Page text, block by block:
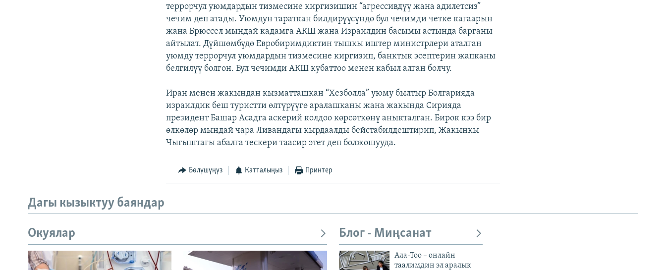
террорчул уюмдардын тизмесине киргизишин “агрессивдүү жана адилетсиз”
чечим деп атады. Уюмдун тараткан билдирүүсүндө бул чечимди четке кагаарын
жана Брюссел мындай кадамга АКШ жана Израилдин басымы астында барганы
айтылат. Дүйшөмбүдө Евробиримдиктин тышкы иштер министрлери аталган
уюмду террорчул уюмдардын тизмесине киргизип, банктык эсептерин жапканы
белгилүү болгон. Бул чечимди АКШ кубаттоо менен кабыл алган болчу.
Иран менен жакындан кызматташкан “Хезболла” уюму былтыр Болгарияда
израилдик беш туристти өлтүрүүгө аралашканы жана жакында Сирияда
президент Башар Асадга аскерий колдоо көрсөткөнү аныкталган. Бирок кээ бир
өлкөлөр мындай чара Ливандагы кырдаалды бейстабилдештирип, Жакынкы
Чыгыштагы абалга тескери таасир этет деп болжошууда.
Бөлүшүңүз Катталыңыз Принтер
Дагы кызыктуу баяндар
Окуялар Блог - Миңсанат
Ала-Тоо – онлайн
таалимдин эл аралык